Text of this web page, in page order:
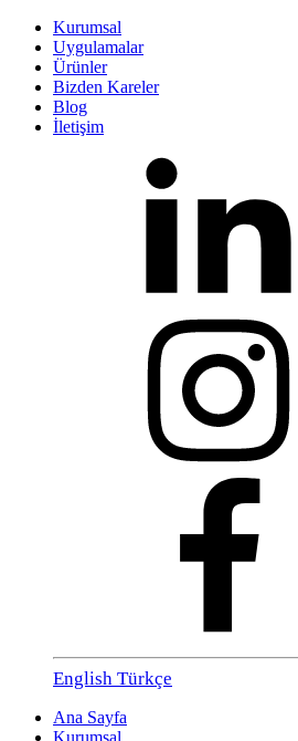
Kurumsal
Uygulamalar
Ürünler
Bizden Kareler
Blog
İletişim
English Türkçe
Ana Sayfa
Kurumsal